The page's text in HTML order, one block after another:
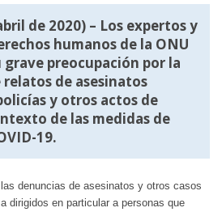
de 2020) – Los expertos y
humanos de la ONU
grave preocupación por la
de asesinatos
y otros actos de
de las medidas de
19.
denuncias de asesinatos y otros casos
dirigidos en particular a personas que